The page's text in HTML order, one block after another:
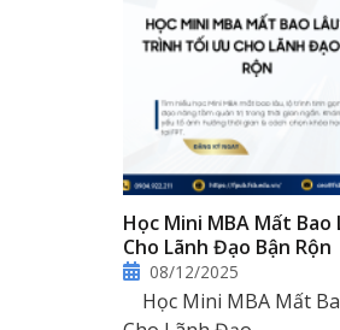
Học Mini MBA Mất
Cho Lãnh Đạo Bận Rộn
08/12/2025
Học Mini MBA Mất